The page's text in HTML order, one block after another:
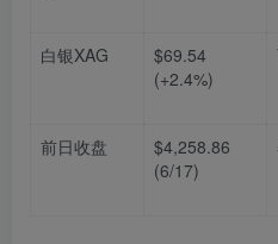
白银XAG
$69.54
(+2.4%)
前日收盘
$4,258.86
(6/17)